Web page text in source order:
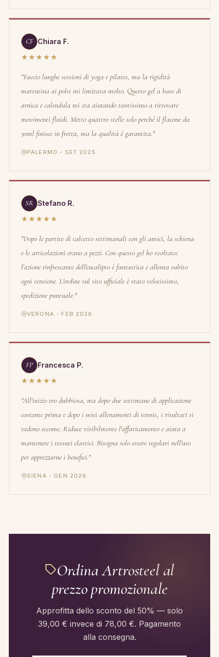
CF Chiara F.
★★★★★
"Faccio lunghe sessioni di yoga e pilates, ma la rigidità
mattutina ai polsi mi limitava molto. Questo gel a base di
arnica e calendula mi sta aiutando tantissimo a ritrovare
movimenti fluidi. Metto quattro stelle solo perché il flacone da
30ml finisce in fretta, ma la qualità è garantita."
PALERMO - SET 2025
SR Stefano R.
★★★★★
"Dopo le partite di calcetto settimanali con gli amici, la schiena
e le articolazioni erano a pezzi. Con questo gel ho svoltato:
l'azione rinfrescante dell'eucalipto è fantastica e allenta subito
ogni tensione. L'ordine sul sito ufficiale è stato velocissimo,
spedizione puntuale."
VERONA - FEB 2026
FP Francesca P.
★★★★★
"All'inizio ero dubbiosa, ma dopo due settimane di applicazione
costante prima e dopo i miei allenamenti di tennis, i risultati si
vedono eccome. Riduce visibilmente l'affaticamento e aiuta a
mantenere i tessuti elastici. Bisogna solo essere regolari nell'uso
per apprezzarne i benefici."
SIENA - GEN 2026
Ordina Artrosteel al
prezzo promozionale
Approfitta dello sconto del 50% — solo
39,00 € invece di 78,00 €. Pagamento
alla consegna.